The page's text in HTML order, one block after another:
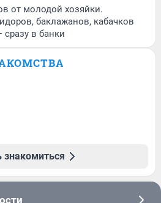
от молодой хозяйки.
баклажанов, кабачков
сразу в банки
знакомиться